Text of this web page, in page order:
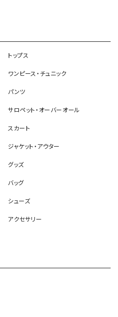
トップス
ワンピース・チュニック
パンツ
サロペット・オーバーオール
スカート
ジャケット・アウター
グッズ
バッグ
シューズ
アクセサリー